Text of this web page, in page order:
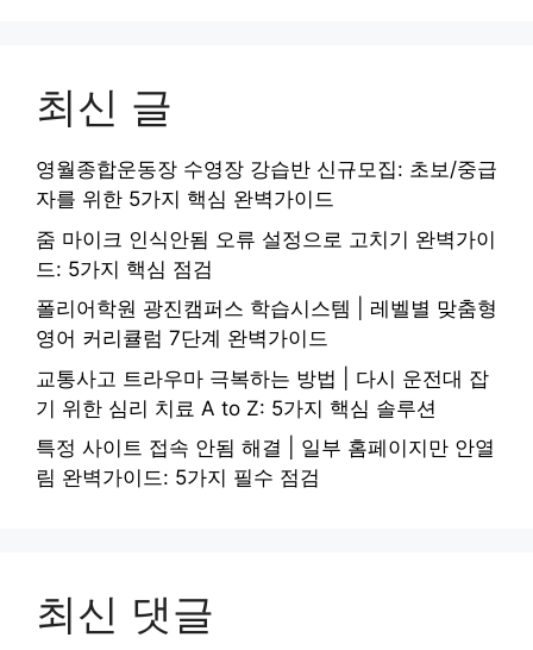
최신 글
영월종합운동장 수영장 강습반 신규모집: 초보/중급
자를 위한 5가지 핵심 완벽가이드
줌 마이크 인식안됨 오류 설정으로 고치기 완벽가이
드: 5가지 핵심 점검
폴리어학원 광진캠퍼스 학습시스템 | 레벨별 맞춤형
영어 커리큘럼 7단계 완벽가이드
교통사고 트라우마 극복하는 방법 | 다시 운전대 잡
기 위한 심리 치료 A to Z: 5가지 핵심 솔루션
특정 사이트 접속 안됨 해결 | 일부 홈페이지만 안열
림 완벽가이드: 5가지 필수 점검
최신 댓글